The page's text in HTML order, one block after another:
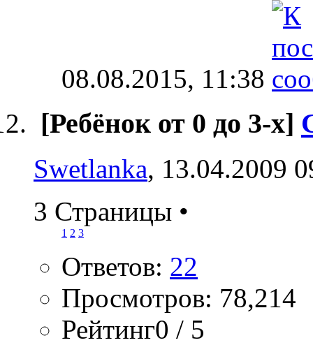
08.08.2015, 11:38
[Ребёнок от 0 до 3-х]
Swetlanka, 13.04.2009
3 Страницы •
1 2 3
Ответов: 22
Просмотров: 78,214
Рейтинг0 / 5